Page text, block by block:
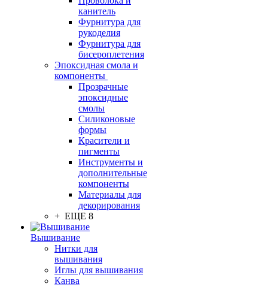
канитель
Фурнитура для
рукоделия
Фурнитура для
бисероплетения
Эпоксидная смола и
компоненты
Прозрачные
эпоксидные
смолы
Силиконовые
формы
Красители и
пигменты
Инструменты и
дополнительные
компоненты
Материалы для
декорирования
+ ЕЩЕ 8
Вышивание
Нитки для
вышивания
Иглы для вышивания
Канва